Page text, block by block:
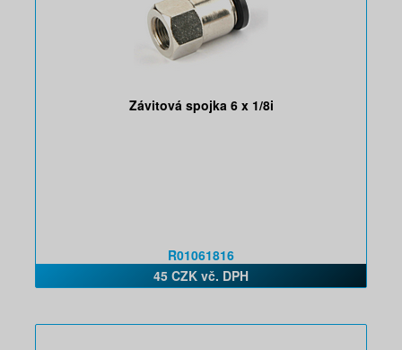
Závitová spojka 6 x 1/8i
R01061816
45 CZK vč. DPH